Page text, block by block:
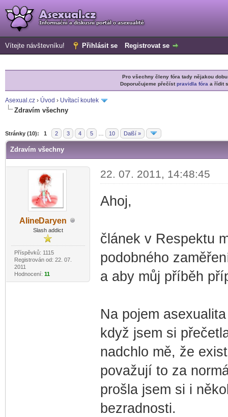
Vítejte návštevníku! Přihlásit se Registrovat se
Pro všechny členy fóra tady nějakou
Doporučujeme přečístpravidla fóra a řídit
Asexual.cz › Úvod › Uvítací koutek
Zdravím všechny
Stránky (10): 1 2 3 4 5 10 Další »
Zdravím všechny
AlineDaryen
Slash addict
Příspěvků: 1115
Registrován od: 22. 07.
2011
Hodnocení: 11
22. 07. 2011, 14:48:45
Ahoj,
článek v Respektu
podobného
a aby můj příběh
Na pojem
když jsem si
nadchlo mě, že
považují to za
prošla jsem si i
bezradnosti.